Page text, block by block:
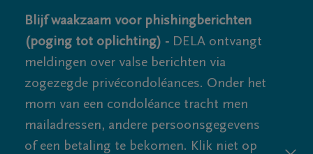
Blijf waakzaam voor phishingberichten
(poging tot oplichting) - DELA ontvangt
meldingen over valse berichten via
zogezegde privécondoléances. Onder het
mom van een condoléance tracht men
mailadressen, andere persoonsgegevens
of een betaling te bekomen. Klik niet op